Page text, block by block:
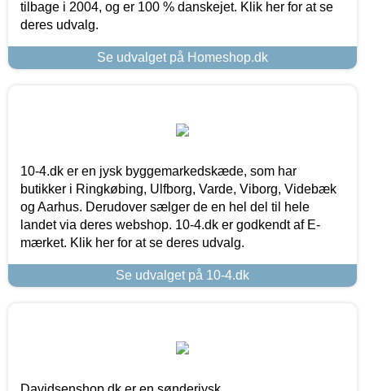
tilbage i 2004, og er 100 % danskejet. Klik her for at se
deres udvalg.
Se udvalget på Homeshop.dk
10-4.dk er en jysk byggemarkedskæde, som har
butikker i Ringkøbing, Ulfborg, Varde, Viborg, Videbæk
og Aarhus. Derudover sælger de en hel del til hele
landet via deres webshop. 10-4.dk er godkendt af E-
mærket. Klik her for at se deres udvalg.
Se udvalget på 10-4.dk